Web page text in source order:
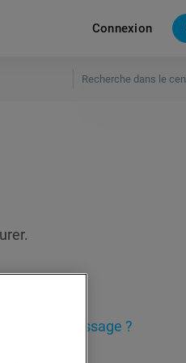
Connexion
dans un message ?
?